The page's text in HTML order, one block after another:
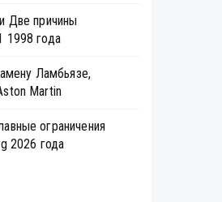
Две причины
1998 года
Ламбьязе,
Martin
ограничения
2026 года